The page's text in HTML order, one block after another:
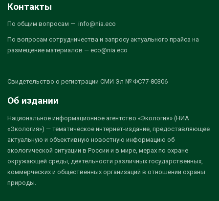
Контакты
По общим вопросам — info@nia.eco
По вопросам сотрудничества и запросу актуального прайса на
размещение материалов — eco@nia.eco
Свидетельство о регистрации СМИ Эл № ФС77-80306
Об издании
Национальное информационное агентство «Экология» (НИА
«Экология») — тематическое интернет-издание, предоставляющее
актуальную и объективную новостную информацию об
экологической ситуации в России и в мире, мерах по охране
окружающей среды, деятельности различных государственных,
коммерческих и общественных организаций в отношении охраны
природы.